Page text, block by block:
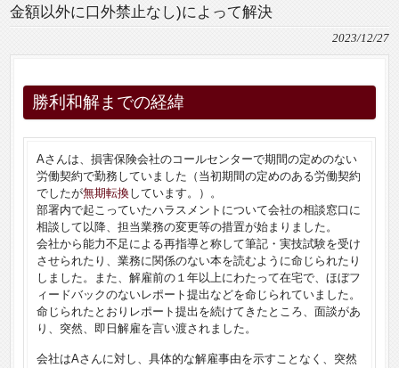
金額以外に口外禁止なし)によって解決
2023/12/27
勝利和解までの経緯
Aさんは、損害保険会社のコールセンターで期間の定めのない
労働契約で勤務していました（当初期間の定めのある労働契約
でしたが無期転換しています。）。
部署内で起こっていたハラスメントについて会社の相談窓口に
相談して以降、担当業務の変更等の措置が始まりました。
会社から能力不足による再指導と称して筆記・実技試験を受け
させられたり、業務に関係のない本を読むように命じられたり
しました。また、解雇前の１年以上にわたって在宅で、ほぼフ
ィードバックのないレポート提出などを命じられていました。
命じられたとおりレポート提出を続けてきたところ、面談があ
り、突然、即日解雇を言い渡されました。
会社はAさんに対し、具体的な解雇事由を示すことなく、突然